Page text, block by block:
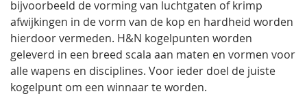
bijvoorbeeld de vorming van luchtgaten of krimp
afwijkingen in de vorm van de kop en hardheid worden
hierdoor vermeden. H&N kogelpunten worden
geleverd in een breed scala aan maten en vormen voor
alle wapens en disciplines. Voor ieder doel de juiste
kogelpunt om een winnaar te worden.